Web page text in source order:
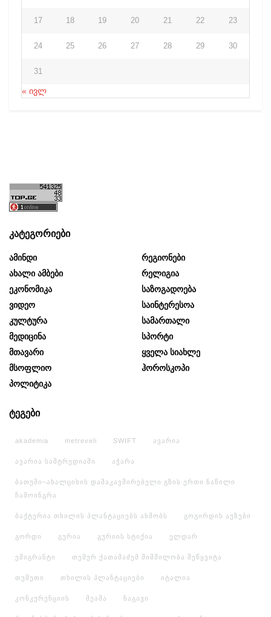
17 18 19 20 21 22 23
24 25 26 27 28 29 30
31
« ივლ
კატეგორიები
Ამინდი
Ახალი Ამბები
Ეკონომიკა
Ვიდეო
Კულტურა
Მედიცინა
Მთავარი
Მსოფლიო
Პოლიტიკა
Რეგიონები
Რელიგია
Საზოგადოება
Საინტერესოა
Სამართალი
Სპორტი
Ყველა Სიახლე
Ჰოროსკოპი
ტეგები
akademia metreveli SWIFT ავარია
ავარია სამტრედიაში აჭარა
ბათუმი–ახალციხის დამაკავშირებელი გზის ერთი ნაწილი
ჩამოინგრა
ბაქტერია თხილის პლანტაციებს ახმობს გოგირდის აუზები
გორდი გურია გურიის სტიქია ელდარ
ემიგრანტი თემურ ქათამაძემ შიმშილობა შეწყვიტა
თუშეთი თხილის პლანტაციები იტალია
კონკურენციის მეამა ნაგავი